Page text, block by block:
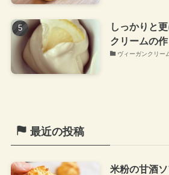
しっかりと
クリームの
ヴィーガンクリー
最近の投稿
米粉の甘酒